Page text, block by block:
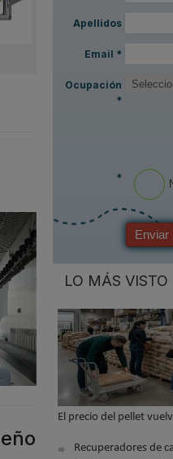
Apellidos
Email *
Ocupación
*
*
Enviar
LO MÁS VISTO
El precio del pellet
Recuperadores de